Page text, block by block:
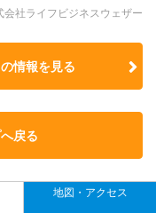
社ライフビジネスウェザー
情報を見る
戻る
地図・アクセス